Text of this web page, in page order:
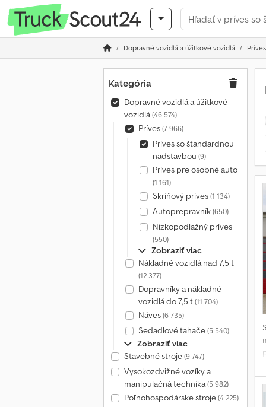
Dopravné vozidlá a úžitkové vozidlá Príves
Kategória
Dopravné vozidlá a úžitkové
vozidlá(46 574)
Príves(7 966)
Príves so štandardnou
nadstavbou (9)
Príves pre osobné auto
(1 161)
Skriňový príves(1 134)
Autoprepravník(650)
Nizkopodlažný príves
(550)
Zobraziť viac
Nákladné vozidlá nad 7,5 t
(12 377)
Dopravníky a nákladné
vozidlá do 7,5 t(11 704)
Náves(6 735)
Sedadlové tahače(5 540)
Zobraziť viac
Stavebné stroje(9 747)
Vysokozdvižné vozíky a
manipulačná technika(5 982)
Poľnohospodárske stroje(4 225)